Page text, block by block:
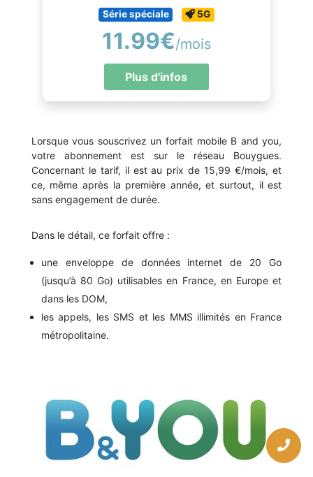
Série spéciale 5G
11.99€/mois
Plus d'infos
Lorsque vous souscrivez un forfait mobile B and you,
votre abonnement est sur le réseau Bouygues.
Concernant le tarif, il est au prix de 15,99 €/mois, et
ce, même après la première année, et surtout, il est
sans engagement de durée.
Dans le détail, ce forfait offre :
une enveloppe de données internet de 20 Go
(jusqu’à 80 Go) utilisables en France, en Europe et
dans les DOM,
les appels, les SMS et les MMS illimités en France
métropolitaine.